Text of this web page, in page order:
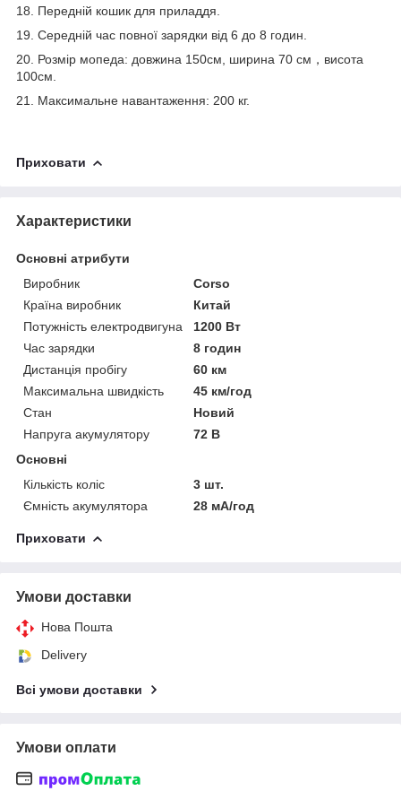
18. Передній кошик для приладдя.
19. Середній час повної зарядки від 6 до 8 годин.
20. Розмір мопеда: довжина 150см, ширина 70 см，висота
100см.
21. Максимальне навантаження: 200 кг.
Приховати
Характеристики
Основні атрибути
Виробник
Corso
Країна виробник
Китай
Потужність електродвигуна
1200 Вт
Час зарядки
8 годин
Дистанція пробігу
60 км
Максимальна швидкість
45 км/год
Стан
Новий
Напруга акумулятору
72 В
Основні
Кількість коліс
3 шт.
Ємність акумулятора
28 мА/год
Приховати
Умови доставки
Нова Пошта
Delivery
Всі умови доставки
Умови оплати